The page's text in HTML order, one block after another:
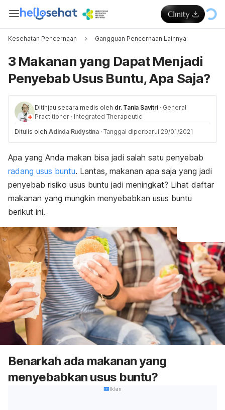
Kesehatan Pencernaan Gangguan Pencernaan Lainnya
3 Makanan yang Dapat Menjadi
Penyebab Usus Buntu, Apa Saja?
Ditinjau secara medis oleh dr. Tania Savitri · General
Practitioner · Integrated Therapeutic
Ditulis oleh Adinda Rudystina · Tanggal diperbarui 29/01/2021
Apa yang Anda makan bisa jadi salah satu penyebab
radang usus buntu. Lantas, makanan apa saja yang jadi
penyebab risiko usus buntu jadi meningkat? Lihat daftar
makanan yang mungkin menyebabkan usus buntu
berikut ini.
Benarkah ada makanan yang
menyebabkan usus buntu?
Iklan